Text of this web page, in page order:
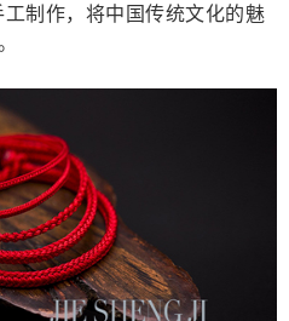
制作，将中国传统文化的魅